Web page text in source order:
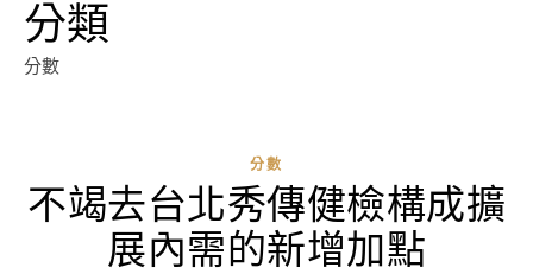
分類
分數
分數
不竭去台北秀傳健檢構成擴
展內需的新增加點